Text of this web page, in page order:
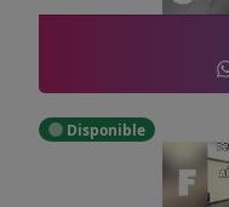
Disponible